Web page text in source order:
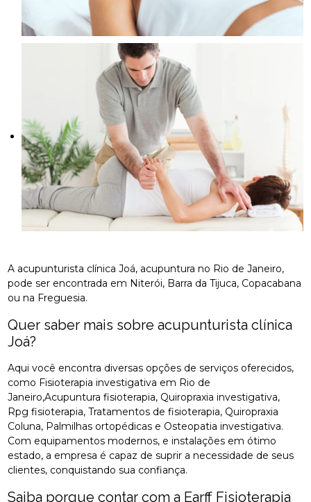
A acupunturista clínica Joá, acupuntura no Rio de Janeiro,
pode ser encontrada em Niterói, Barra da Tijuca, Copacabana
ou na Freguesia.
Quer saber mais sobre acupunturista clínica
Joá?
Aqui você encontra diversas opções de serviços oferecidos,
como Fisioterapia investigativa em Rio de
Janeiro,Acupuntura fisioterapia, Quiropraxia investigativa,
Rpg fisioterapia, Tratamentos de fisioterapia, Quiropraxia
Coluna, Palmilhas ortopédicas e Osteopatia investigativa.
Com equipamentos modernos, e instalações em ótimo
estado, a empresa é capaz de suprir a necessidade de seus
clientes, conquistando sua confiança.
Saiba porque contar com a Earff Fisioterapia